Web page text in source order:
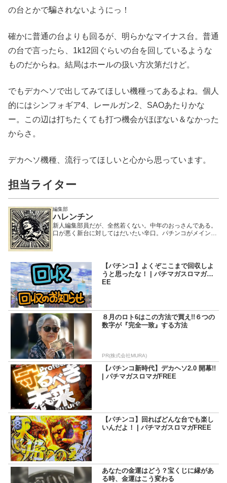
の台とかで騙されないようにっ！
確かに普通の台よりも回るが、明らかなマイナス台。普通
の台で言ったら、1k12回ぐらいの台を回しているような
ものだからね。結局はホールの扱い方次第だけど。
でもデカヘソで出してみてほしい機種ってあるよね。個人
的にはシンフォギア4、レールガン2、SAOあたりかな
ー。この辺は打ちたくても打つ機会がほぼない＆なかった
からさ。
デカヘソ機種、流行ってほしいと心から思っています。
担当ライター
編集部
ハレンチン
新人編集部員だが、全然若くない。中年のおっさんである。
口が悪く新台に対してはだいたい辛口。パチンコがメインで
【パチンコ】よくぞここまで回収しよ
うと思ったな！ | パチマガスロマガFR
EE
８月のロト6はこの方法で買え!!６つの
数字が『完全一致』する方法
PR(株式会社MURA)
【パチンコ新時代】デカヘソ2.0 開幕!!
| パチマガスロマガFREE
【パチンコ】回ればどんな台でも楽し
いんだよ！ | パチマガスロマガFREE
あなたの金運はどう？宝くじに縁があ
る時、金運はこう変わる